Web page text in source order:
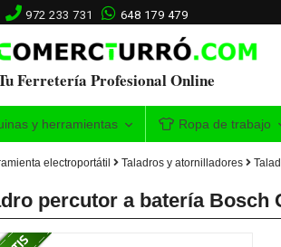
972 233 731 648 179 479
Ferretería Profesional Online
y herramientas Ropa de trabajo
electroportátil Taladros y atornilladores
percutor a batería Bosch